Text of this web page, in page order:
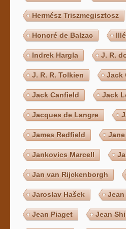
Hermész Triszmegisztosz
Honoré de Balzac
Indrek Hargla J. R.
J. R. R. Tolkien Jack
Jack Canfield Jack
Jacques de Langre
James Redfield
Jankovics Marcell
Jan van Rijckenborgh
Jaroslav Hašek
Jean Piaget Jean